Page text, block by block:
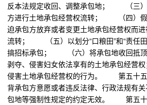
反本法规定收回、调整承包地； （三）
方进行土地承包经营权流转； （四）假
迫承包方放弃或者变更土地承包经营权而
流转； （五）以划分“口粮田”和“责任田
搞招标承包； （六）将承包地收回抵
剥夺、侵害妇女依法享有的土地承包经
侵害土地承包经营权的行为。 第五十
背承包方意愿或者违反法律、行政法规有
包地等强制性规定的约定无效。 第五